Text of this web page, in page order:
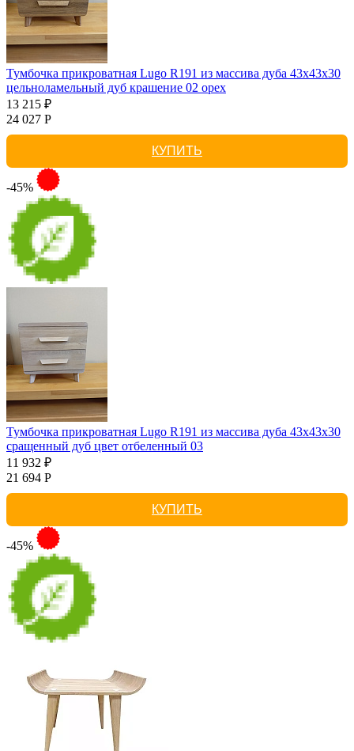
Тумбочка прикроватная Lugo R191 из массива дуба 43х43х30
цельноламельный дуб крашение 02 орех
13 215 ₽
24 027 Р
КУПИТЬ
-45%
Тумбочка прикроватная Lugo R191 из массива дуба 43х43х30
сращенный дуб цвет отбеленный 03
11 932 ₽
21 694 Р
КУПИТЬ
-45%